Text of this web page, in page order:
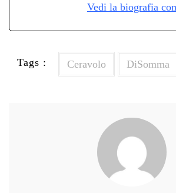
Vedi la biografia
Tags : Ceravolo DiSomma